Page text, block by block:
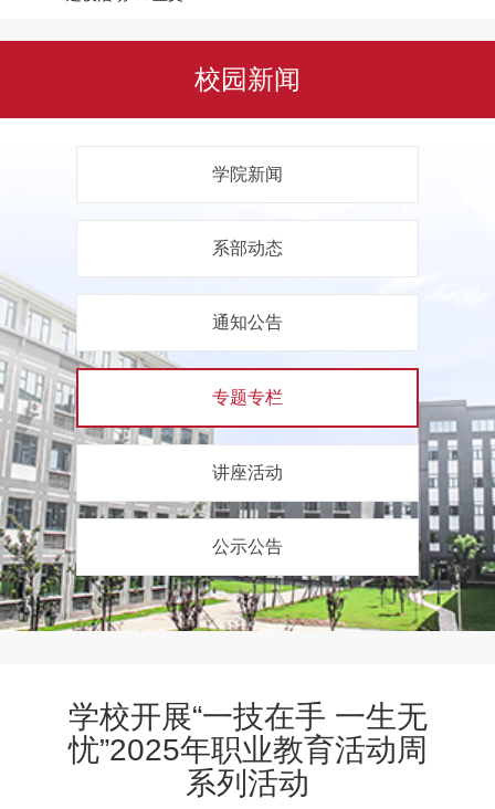
校园新闻
学院新闻
系部动态
通知公告
专题专栏
讲座活动
公示公告
学校开展“一技在手 一生无
忧”2025年职业教育活动周
系列活动